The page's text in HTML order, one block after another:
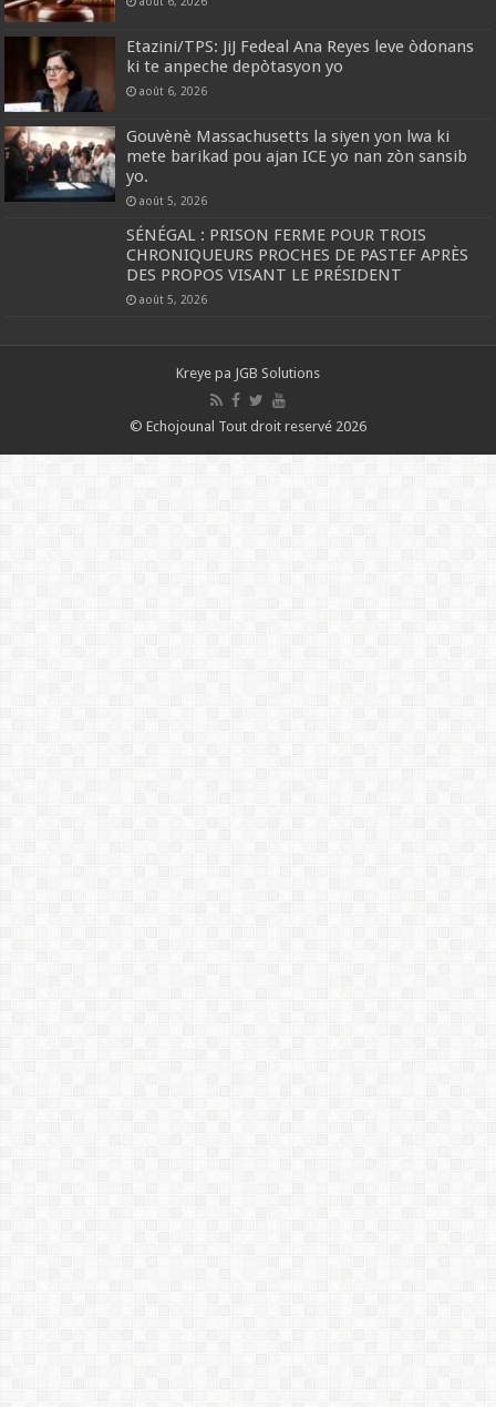
Etazini/TPS: JiJ Fedeal Ana Reyes leve òdonans
ki te anpeche depòtasyon yo
août 6, 2026
Gouvènè Massachusetts la siyen yon lwa ki
mete barikad pou ajan ICE yo nan zòn sansib
yo.
août 5, 2026
SÉNÉGAL : PRISON FERME POUR TROIS
CHRONIQUEURS PROCHES DE PASTEF APRÈS
DES PROPOS VISANT LE PRÉSIDENT
août 5, 2026
Kreye pa JGB Solutions
© Echojounal Tout droit reservé 2026